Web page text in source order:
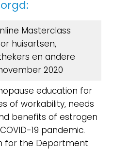
Masterclass
huisartsen,
en andere
2020
education for
of workability, needs
benefits of estrogen
19 pandemic.
for the Department